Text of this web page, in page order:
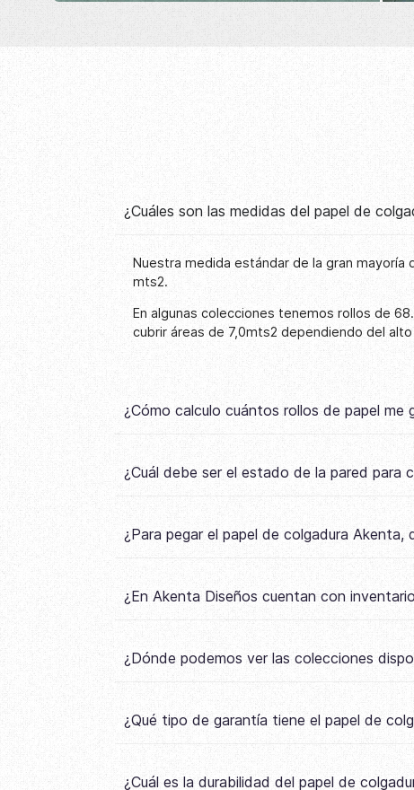
¿Cuáles son las medidas del papel de
Nuestra medida estándar de la gran
mts2.
En algunas colecciones tenemos rollos de
cubrir áreas de 7,0mts2 dependiendo del
¿Cómo calculo cuántos rollos de papel me
¿Cuál debe ser el estado de la pared para
¿Para pegar el papel de colgadura
¿En Akenta Diseños cuentan con
¿Dónde podemos ver las colecciones
¿Qué tipo de garantía tiene el papel de
¿Cuál es la durabilidad del papel de